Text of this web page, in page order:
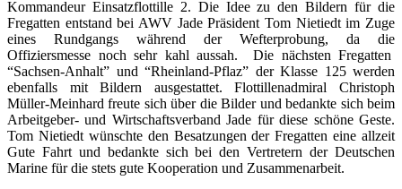
Kommandeur Einsatzflottille 2. Die Idee zu den Bildern für die
Fregatten entstand bei AWV Jade Präsident Tom Nietiedt im Zuge
eines Rundgangs während der Wefterprobung, da die
Offiziersmesse noch sehr kahl aussah. Die nächsten Fregatten
“Sachsen-Anhalt” und “Rheinland-Pflaz” der Klasse 125 werden
ebenfalls mit Bildern ausgestattet. Flottillenadmiral Christoph
Müller-Meinhard freute sich über die Bilder und bedankte sich beim
Arbeitgeber- und Wirtschaftsverband Jade für diese schöne Geste.
Tom Nietiedt wünschte den Besatzungen der Fregatten eine allzeit
Gute Fahrt und bedankte sich bei den Vertretern der Deutschen
Marine für die stets gute Kooperation und Zusammenarbeit.